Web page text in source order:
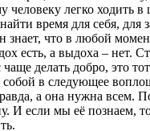
человеку легко ходить в
время для себя, для
знает, что в любой
есть, а выдоха – нет.
чаще делать добро, это
собой в следующее
а она нужна всем.
И если мы её познаем,